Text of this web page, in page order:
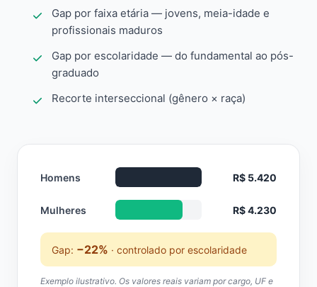
Gap por faixa etária — jovens, meia-idade e
profissionais maduros
Gap por escolaridade — do fundamental ao pós-
graduado
Recorte interseccional (gênero × raça)
Homens R$ 5.420
Mulheres R$ 4.230
Gap: −22% · controlado por escolaridade
Exemplo ilustrativo. Os valores reais variam por cargo, UF e